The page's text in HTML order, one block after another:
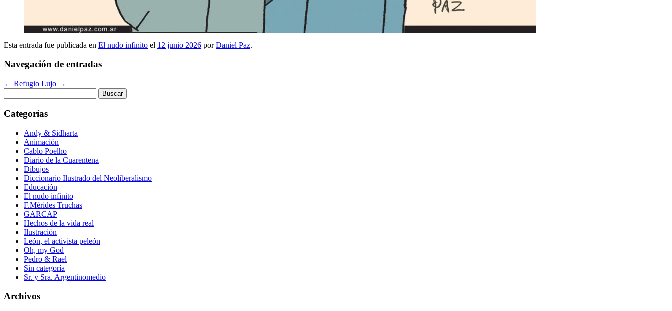
Esta entrada fue publicada en El nudo infinito el 12 junio 2026 porDaniel Paz.
Navegación de entradas
← Refugio Lujo →
Categorías
Andy & Sidharta
Animación
Cablo Poelho
Diario de la Cuarentena
Dibujos
Diccionario Ilustrado del Neoliberalismo
Educación
El nudo infinito
F.Mérides Truchas
GARCAP
Hechos de la vida real
Ilustración
León, el activista peleón
Oh, my God
Pedro & Rael
Sin categoría
Sr. y Sra. Argentinomedio
Archivos